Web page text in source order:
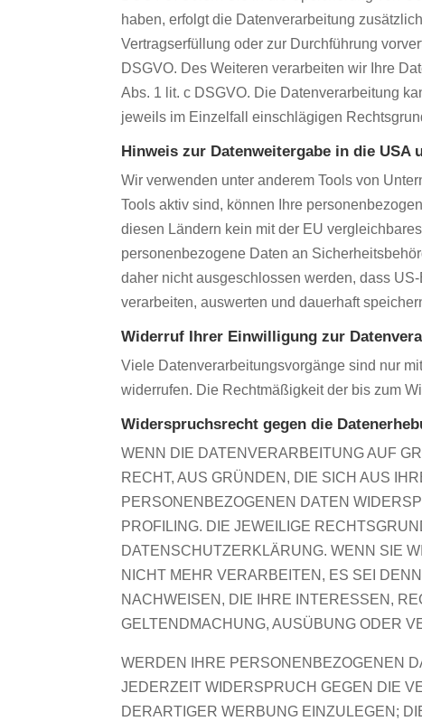
haben, erfolgt die Datenverarbeitung
Vertragserfüllung oder zur Durchführung
DSGVO. Des Weiteren verarbeiten wir Ihre
Abs. 1 lit. c DSGVO. Die Datenverarbeitung
jeweils im Einzelfall einschlägigen
Hinweis zur Datenweitergabe in die USA
Wir verwenden unter anderem Tools von
Tools aktiv sind, können Ihre
diesen Ländern kein mit der EU
personenbezogene Daten an
daher nicht ausgeschlossen werden, dass
verarbeiten, auswerten und dauerhaft
Widerruf Ihrer Einwilligung zur
Viele Datenverarbeitungsvorgänge sind nur
widerrufen. Die Rechtmäßigkeit der bis zum
Widerspruchsrecht gegen die
WENN DIE DATENVERARBEITUNG AUF
RECHT, AUS GRÜNDEN, DIE SICH AUS
PERSONENBEZOGENEN DATEN
PROFILING. DIE JEWEILIGE
DATENSCHUTZERKLÄRUNG. WENN SIE
NICHT MEHR VERARBEITEN, ES SEI
NACHWEISEN, DIE IHRE INTERESSEN,
GELTENDMACHUNG, AUSÜBUNG ODER
WERDEN IHRE PERSONENBEZOGENEN
JEDERZEIT WIDERSPRUCH GEGEN DIE
DERARTIGER WERBUNG EINZULEGEN;